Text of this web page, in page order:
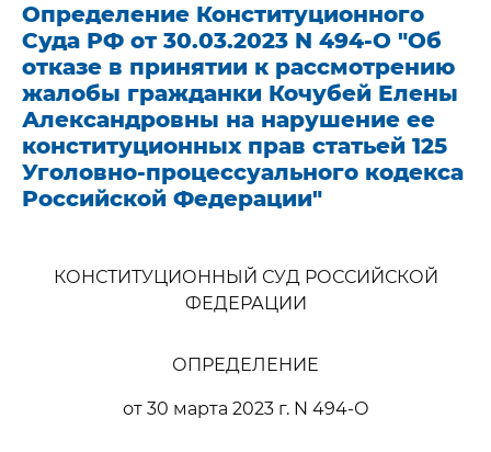
Определение Конституционного
Суда РФ от 30.03.2023 N 494-О "Об
отказе в принятии к рассмотрению
жалобы гражданки Кочубей Елены
Александровны на нарушение ее
конституционных прав статьей 125
Уголовно-процессуального кодекса
Российской Федерации"
КОНСТИТУЦИОННЫЙ СУД РОССИЙСКОЙ
ФЕДЕРАЦИИ
ОПРЕДЕЛЕНИЕ
от 30 марта 2023 г. N 494-О